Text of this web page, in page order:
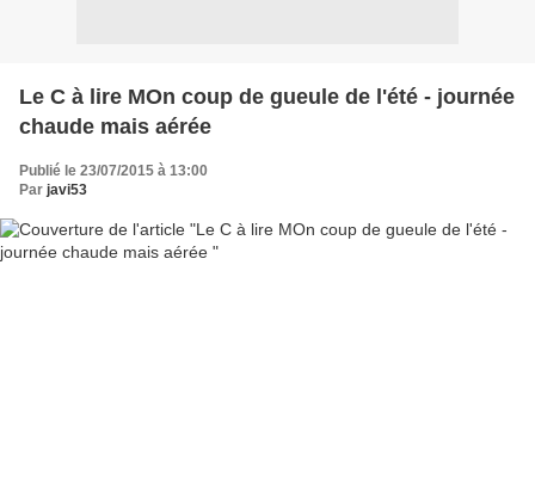
Le C à lire MOn coup de gueule de l'été - journée
chaude mais aérée
Publié le 23/07/2015 à 13:00
Par javi53